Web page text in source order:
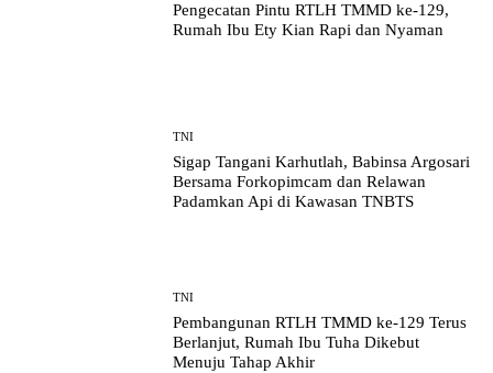
Pengecatan Pintu RTLH TMMD ke-129,
Rumah Ibu Ety Kian Rapi dan Nyaman
TNI
Sigap Tangani Karhutlah, Babinsa Argosari
Bersama Forkopimcam dan Relawan
Padamkan Api di Kawasan TNBTS
TNI
Pembangunan RTLH TMMD ke-129 Terus
Berlanjut, Rumah Ibu Tuha Dikebut
Menuju Tahap Akhir